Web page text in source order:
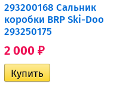
293200168 Сальник
коробки BRP Ski-Doo
293250175
2 000 ₽